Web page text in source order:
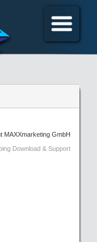
MAXXmarketing GmbH
Download & Support